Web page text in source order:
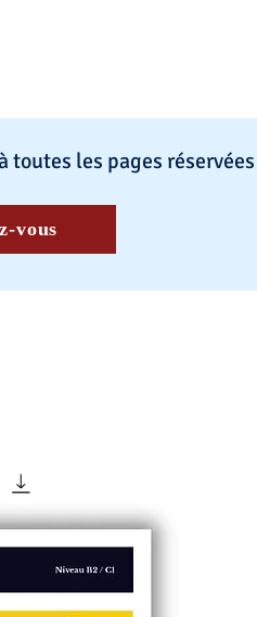
toutes les pages
vous